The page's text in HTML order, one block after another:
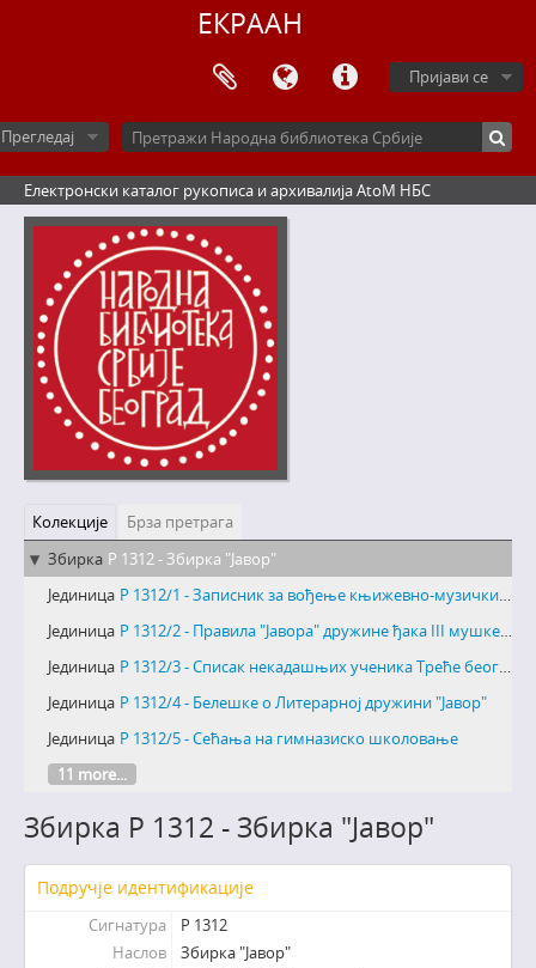
ЕКРААН
Пријави се
Прегледај
Електронски каталог рукописа и архивалија AtoM НБС
Колекције
Брза претрага
Збирка Р 1312 - Збирка "Јавор"
Јединица Р 1312/1 - Записник за вођење књижевно-музичких седница литерарне дружине III м. реал. гим. у Београду "Јавор"
Јединица Р 1312/2 - Правила "Јавора" дружине ђака III мушке реалне гимназије у Београду
Јединица Р 1312/3 - Списак некадашњих ученика Треће београдске гимназије
Јединица Р 1312/4 - Белешке о Литерарној дружини "Јавор"
Јединица Р 1312/5 - Сећања на гимназиско школовање
11 more...
Збирка Р 1312 - Збирка "Јавор"
Подручје идентификације
Сигнатура
Р 1312
Наслов
Збирка "Јавор"